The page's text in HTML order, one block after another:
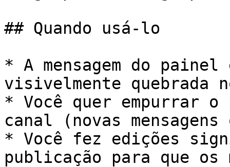
## Quando usá-lo
* A mensagem do
visivelmente quebrada
* Você quer empurrar
canal (novas
* Você fez edições
publicação para que os